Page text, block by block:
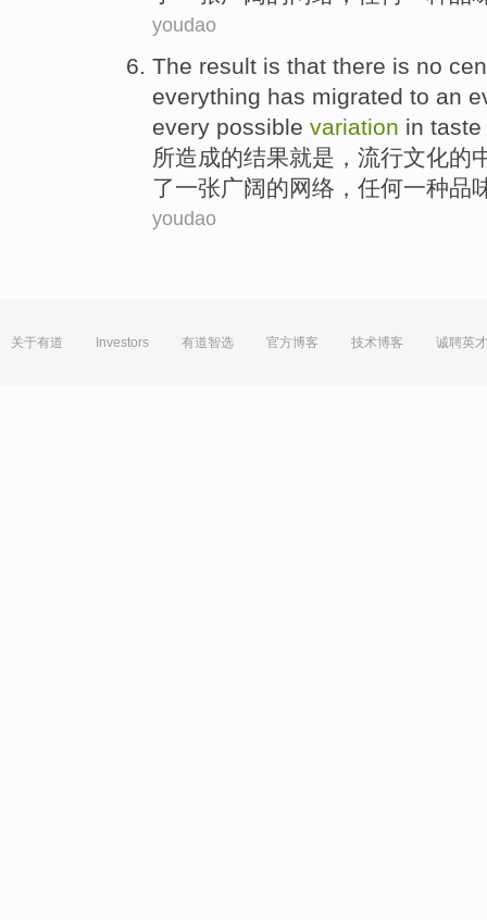
youdao
The result is that there is no
everything has migrated to an
every possible variation in taste
所造成的结果就是 ， 流行文化的
了一张广阔的网络， 任何一种品
youdao
关于有道 Investors 有道智选 官方博客 技术博客 诚聘英才